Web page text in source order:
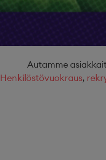
Autamme
Henkilöstövuokraus,